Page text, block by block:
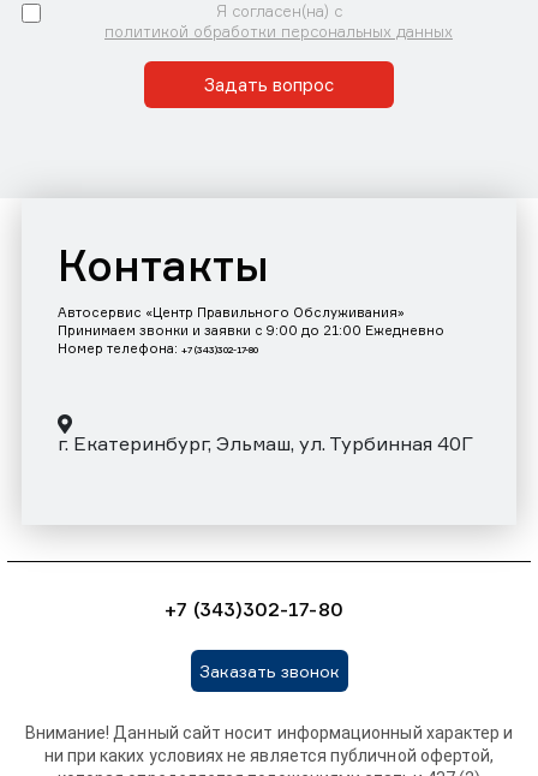
Я согласен(на) с
политикой обработки персональных данных
Задать вопрос
Контакты
Автосервис «Центр Правильного Обслуживания»
Принимаем звонки и заявки с 9:00 до 21:00 Ежедневно
Номер телефона: +7 (343)302-17-80
г. Екатеринбург, Эльмаш, ул. Турбинная 40Г
+7 (343)302-17-80
Заказать звонок
Внимание! Данный сайт носит информационный характер и
ни при каких условиях не является публичной офертой,